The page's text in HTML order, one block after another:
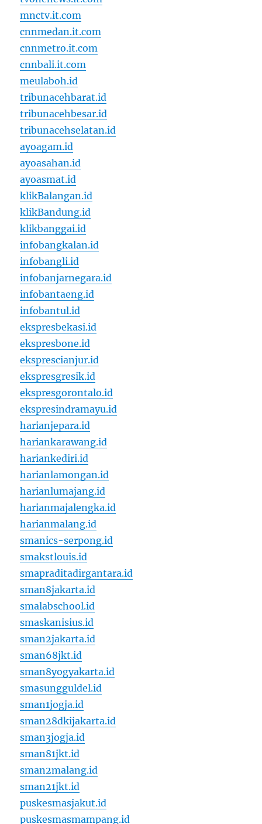
mnctv.it.com
cnnmedan.it.com
cnnmetro.it.com
cnnbali.it.com
meulaboh.id
tribunacehbarat.id
tribunacehbesar.id
tribunacehselatan.id
ayoagam.id
ayoasahan.id
ayoasmat.id
klikBalangan.id
klikBandung.id
klikbanggai.id
infobangkalan.id
infobangli.id
infobanjarnegara.id
infobantaeng.id
infobantul.id
ekspresbekasi.id
ekspresbone.id
eksprescianjur.id
ekspresgresik.id
ekspresgorontalo.id
ekspresindramayu.id
harianjepara.id
hariankarawang.id
hariankediri.id
harianlamongan.id
harianlumajang.id
harianmajalengka.id
harianmalang.id
smanics-serpong.id
smakstlouis.id
smapraditadirgantara.id
sman8jakarta.id
smalabschool.id
smaskanisius.id
sman2jakarta.id
sman68jkt.id
sman8yogyakarta.id
smasungguldel.id
sman1jogja.id
sman28dkijakarta.id
sman3jogja.id
sman81jkt.id
sman2malang.id
sman21jkt.id
puskesmasjakut.id
puskesmasmampang.id